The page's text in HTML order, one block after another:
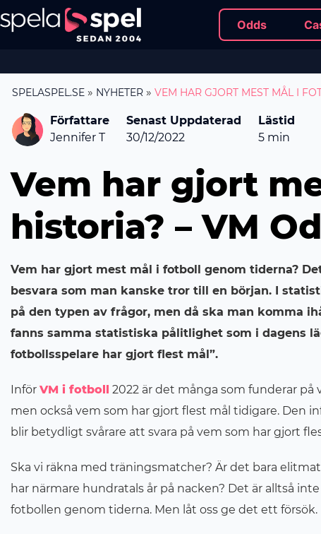
Odds
SPELASPEL.SE » NYHETER » VEM HAR GJORT MEST MÅL I
Författare
Jennifer T
Senast Uppdaterad
30/12/2022
Lästid
5 min
Vem har gjort
historia? – VM
Vem har gjort mest mål i fotboll genom tiderna?
besvara som man kanske tror till en början. I
på den typen av frågor, men då ska man komma
fanns samma statistiska pålitlighet som i dagens
fotbollsspelare har gjort flest mål”.
Inför VM i fotboll 2022 är det många som funderar
men också vem som har gjort flest mål tidigare. Den
blir betydligt svårare att svara på vem som har gjort
Ska vi räkna med träningsmatcher? Är det bara
har närmare hundratals år på nacken? Det är alltså
fotbollen genom tiderna. Men låt oss ge det ett försök.